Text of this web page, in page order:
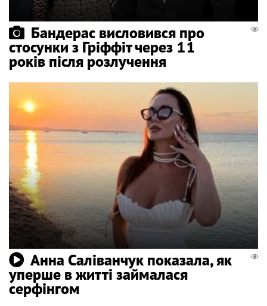
Бандерас висловився про
стосунки з Гріффіт через 11
років після розлучення
Анна Саліванчук показала, як
уперше в житті займалася
серфінгом